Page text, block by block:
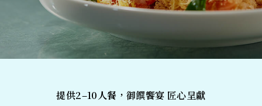
提供2–10人餐，御饌饗宴 匠心呈獻